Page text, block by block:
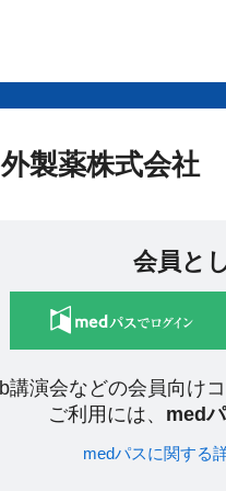
製薬株式会社
会員と
講演会などの会員向け
ご利用には、 med
medパスに関する